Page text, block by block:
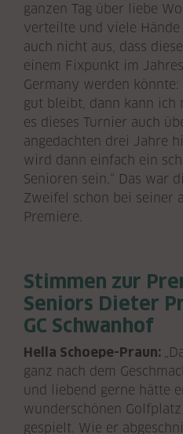
ganzen Tag über liebe
verteilte und viele
auch nicht aus, dass
einem Fixpunkt im
Germany werden könnte:
gut bleibt, dann kann ich
es dieses Turnier auch
angedachten drei Jahre
wird dann einfach ein
Senioren sein.“ Das war
Zweifel schon bei seiner
Premiere.
Stimmen zur
Seniors Dieter
GC Schwanhof
Hella Schoepe-Praun:
ganz nach dem
und liebend gerne hätte
wunderschönen
gespielt. Wie er